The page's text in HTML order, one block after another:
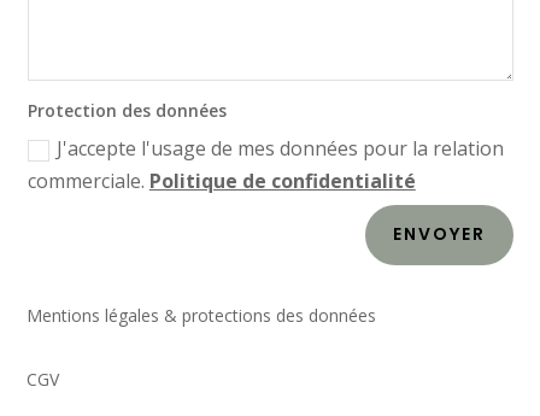
Protection des données
J'accepte l'usage de mes données pour la relation
commerciale. Politique de confidentialité
ENVOYER
Mentions légales & protections des données
CGV